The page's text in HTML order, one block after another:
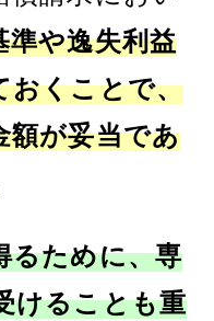
準や逸失利益
おくことで、
額が妥当であ
るために、専
けることも重